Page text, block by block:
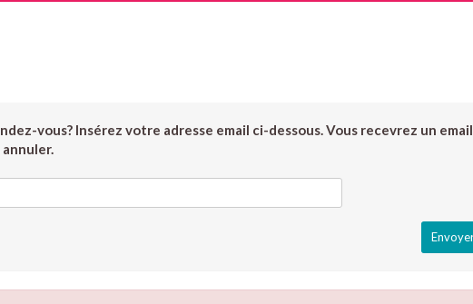
vous? Insérez votre adresse email ci-dessous. Vous recevrez un email